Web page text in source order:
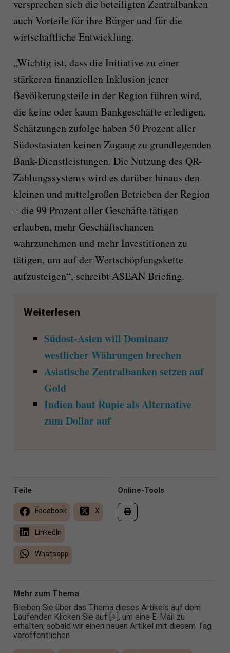
versprechen sich die beteiligten Zentralbanken
auch Vorteile für ihre Bürger und für die
wirtschaftliche Entwicklung.
„Wichtig ist, dass die Initiative zu einer
stärkeren finanziellen Inklusion jener
Bevölkerungsteile in der Region führen wird,
die keine oder kaum Bankgeschäfte erledigen.
Schätzungen zufolge haben 50 Prozent aller
Südostasiaten keinen Zugang zu grundlegenden
Bank-Dienstleistungen. Die Nutzung des QR-
Zahlungssystems wird es darüber hinaus den
kleinen und mittelgroßen Betrieben der Region
– die 99 Prozent aller Geschäfte tätigen –
erlauben, mehr Geschäftschancen
wahrzunehmen und mehr Investitionen zu
tätigen, um auf der Wertschöpfungskette
aufzusteigen“, schreibt ASEAN Briefing.
Weiterlesen
Südost-Asien will Dominanz
westlicher Währungen brechen
Asiatische Zentralbanken setzen auf
Gold
Indien baut Rupie als Alternative
zum Dollar auf
Online-Tools
Teile
Facebook X
LinkedIn
Whatsapp
Mehr zum Thema
Bleiben Sie über das Thema dieses Artikels auf dem
Laufenden Klicken Sie auf [+], um eine E-Mail zu
erhalten, sobald wir einen neuen Artikel mit diesem Tag
veröffentlichen